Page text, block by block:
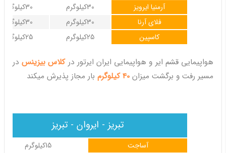
30کیلوگرم
30کیلوگرم
آرمنیا ایرویز
30کیلوگرم
30کیلوگرم
فلای آرنا
25کیلوگرم
25کیلوگرم کاسپین
هواپیمایی قشم ایر و هواپیمایی ایران ایرتور درکلاس بیزینس در
مسیر رفت و برگشت میزان 40 کیلوگرم بار مجاز پذیرش میکند
تبریز - ایروان - تبریز
15کیلوگرم آساجت